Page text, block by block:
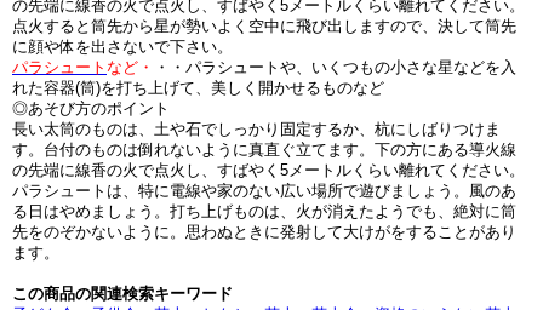
の先端に線香の火で点火し、すばやく5メートルくらい離れてください。
点火すると筒先から星が勢いよく空中に飛び出しますので、決して筒先
に顔や体を出さないで下さい。
パラシュート など・
・・パラシュートや、いくつもの小さな星などを入
れた容器(筒)を打ち上げて、美しく開かせるものなど
◎あそび方のポイント
長い太筒のものは、土や石でしっかり固定するか、杭にしばりつけま
す。台付のものは倒れないように真直ぐ立てます。下の方にある導火線
の先端に線香の火で点火し、すばやく5メートルくらい離れてください。
パラシュートは、特に電線や家のない広い場所で遊びましょう。風のあ
る日はやめましょう。打ち上げものは、火が消えたようでも、絶対に筒
先をのぞかないように。思わぬときに発射して大けがをすることがあり
ます。
この商品の関連検索キーワード